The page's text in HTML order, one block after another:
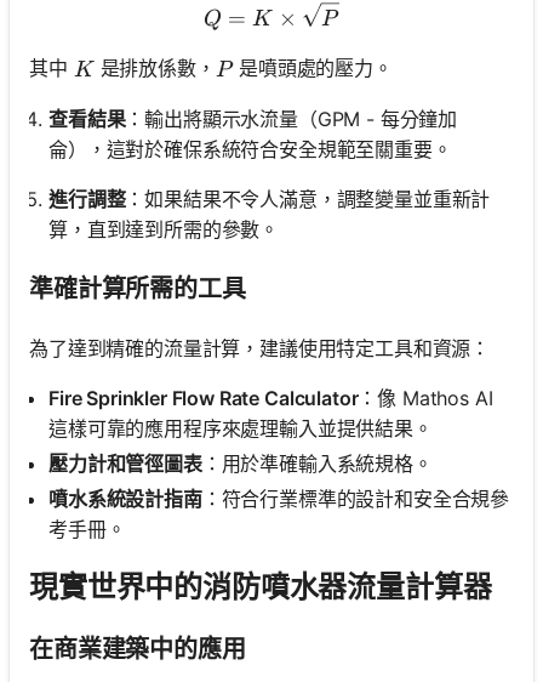
Q = K \times \sqrt{P}
Q = K × P
其中 K
K是排放係數， P
P是噴頭處的壓力。
查看結果：輸出將顯示水流量（GPM - 每分鐘加
侖），這對於確保系統符合安全規範至關重要。
進行調整：如果結果不令人滿意，調整變量並重新計
算，直到達到所需的參數。
準確計算所需的工具
為了達到精確的流量計算，建議使用特定工具和資源：
Fire Sprinkler Flow Rate Calculator：像 Mathos AI
這樣可靠的應用程序來處理輸入並提供結果。
壓力計和管徑圖表：用於準確輸入系統規格。
噴水系統設計指南：符合行業標準的設計和安全合規參
考手冊。
現實世界中的消防噴水器流量計算器
在商業建築中的應用